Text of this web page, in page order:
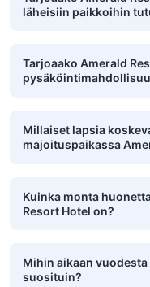
läheisiin paikkoihin
Tarjoaako Amerald
Millaiset lapsia
majoituspaikassa
Kuinka monta
Resort Hotel on?
Mihin aikaan
suosituin?